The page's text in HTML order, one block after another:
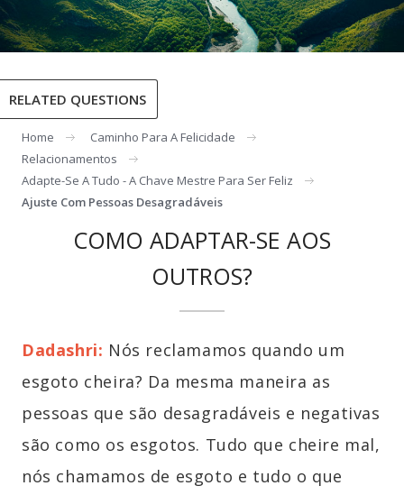
RELATED QUESTIONS
Home
Caminho Para A Felicidade
Relacionamentos
Adapte-Se A Tudo - A Chave Mestre Para Ser Feliz
Ajuste Com Pessoas Desagradáveis
COMO ADAPTAR-SE AOS
OUTROS?
Dadashri: Nós reclamamos quando um
esgoto cheira? Da mesma maneira as
pessoas que são desagradáveis e negativas
são como os esgotos. Tudo que cheire mal,
nós chamamos de esgoto e tudo o que